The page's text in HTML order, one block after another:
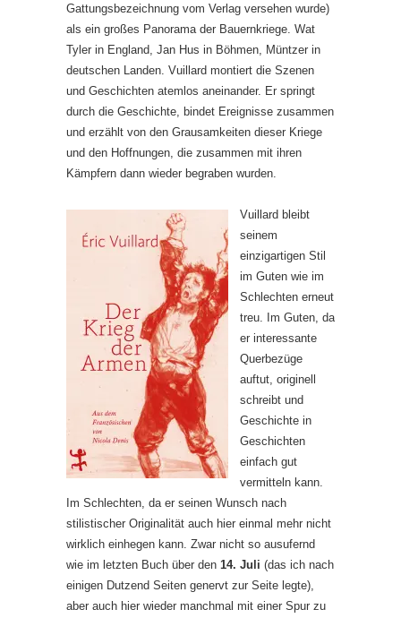
Gattungsbezeichnung vom Verlag versehen wurde)
als ein großes Panorama der Bauernkriege. Wat
Tyler in England, Jan Hus in Böhmen, Müntzer in
deutschen Landen. Vuillard montiert die Szenen
und Geschichten atemlos aneinander. Er springt
durch die Geschichte, bindet Ereignisse zusammen
und erzählt von den Grausamkeiten dieser Kriege
und den Hoffnungen, die zusammen mit ihren
Kämpfern dann wieder begraben wurden.
Vuillard bleibt
seinem
einzigartigen Stil
im Guten wie im
Schlechten erneut
treu. Im Guten, da
er interessante
Querbezüge
auftut, originell
schreibt und
Geschichte in
Geschichten
einfach gut
vermitteln kann.
Im Schlechten, da er seinen Wunsch nach
stilistischer Originalität auch hier einmal mehr nicht
wirklich einhegen kann. Zwar nicht so ausufernd
wie im letzten Buch über den 14. Juli (das ich nach
einigen Dutzend Seiten genervt zur Seite legte),
aber auch hier wieder manchmal mit einer Spur zu